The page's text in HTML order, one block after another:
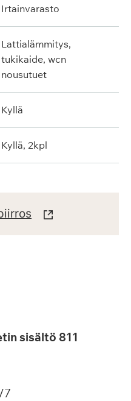
irtainvarasto
lattialämmitys,
tukikaide, wcn
nousutuet
kyllä
kyllä, 2kpl
sisältö 811
7